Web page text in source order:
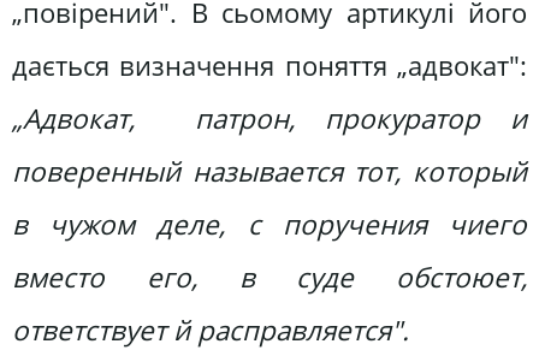
„повірений". В сьомому артикулі його
дається визначення поняття „адвокат":
„Адвокат, патрон, прокуратор и
поверенный называется тот, который
в чужом деле, с поручения чиего
вместо его, в суде обстоюет,
ответствует й расправляется".